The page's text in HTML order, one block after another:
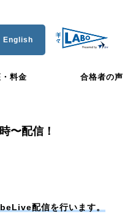
English
料金 合格者の声
〜配信！
配信を行います。